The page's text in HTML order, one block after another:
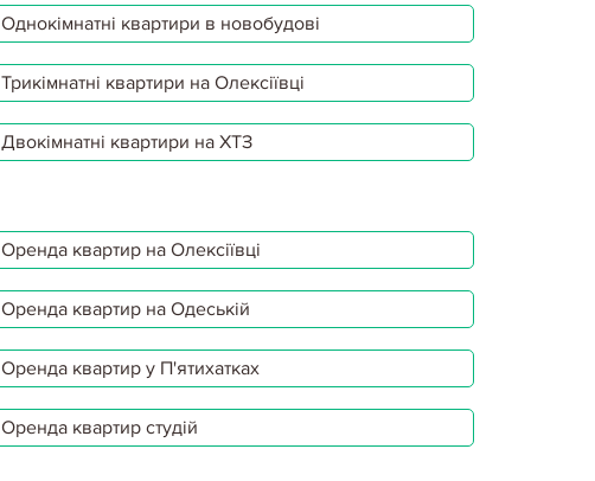
Однокімнатні квартири в новобудові
Трикімнатні квартири на Олексіївці
Двокімнатні квартири на ХТЗ
Оренда квартир на Олексіївці
Оренда квартир на Одеській
Оренда квартир у П'ятихатках
Оренда квартир студій